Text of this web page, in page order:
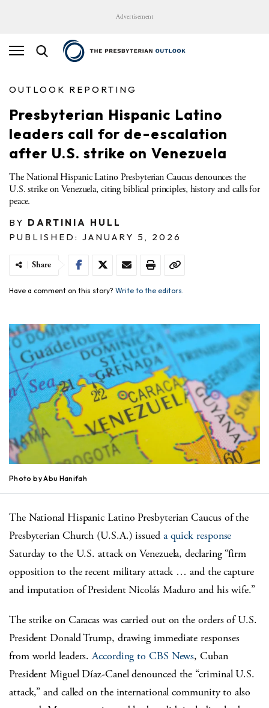
Advertisement
OUTLOOK REPORTING
Presbyterian Hispanic Latino
leaders call for de-escalation
after U.S. strike on Venezuela
The National Hispanic Latino Presbyterian Caucus denounces the
U.S. strike on Venezuela, citing biblical principles, history and calls for
peace.
BY DARTINIA HULL
PUBLISHED: JANUARY 5, 2026
Share
Have a comment on this story? Write to the editors.
Photo by Abu Hanifah
TheNational Hispanic Latino Presbyterian Caucus of the
Presbyterian Church (U.S.A.) issued a quick response
Saturday to the U.S. attack on Venezuela, declaring “firm
opposition to the recent military attack … and the capture
and imputation of President Nicolás Maduro and his wife.”
The strike on Caracas was carried out on the orders of U.S.
President Donald Trump, drawing immediate responses
from world leaders.According to CBS News, Cuban
PresidentMiguel Díaz-Canel denounced the “criminal U.S.
attack,” and called on the international community to also